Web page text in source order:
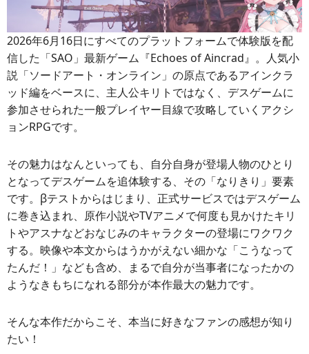
2026年6月16日にすべてのプラットフォームで体験版を配
信した「SAO」最新ゲーム『Echoes of Aincrad』。人気小
説「ソードアート・オンライン」の原点であるアインクラ
ッド編をベースに、主人公キリトではなく、デスゲームに
参加させられた一般プレイヤー目線で攻略していくアクシ
ョンRPGです。
その魅力はなんといっても、自分自身が登場人物のひとり
となってデスゲームを追体験する、その「なりきり」要素
です。βテストからはじまり、正式サービスではデスゲーム
に巻き込まれ、原作小説やTVアニメで何度も見かけたキリ
トやアスナなどおなじみのキャラクターの登場にワクワク
する。映像や本文からはうかがえない細かな「こうなって
たんだ！」なども含め、まるで自分が当事者になったかの
ようなきもちになれる部分が本作最大の魅力です。
そんな本作だからこそ、本当に好きなファンの感想が知り
たい！